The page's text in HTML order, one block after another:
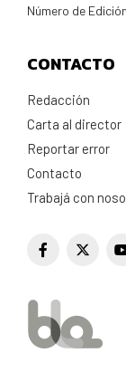
Número de
CONTACTO
Redacción
Carta al director
Reportar error
Contacto
Trabajá con